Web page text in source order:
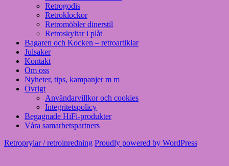
Retrogodis
Retroklockor
Retromöbler dinerstil
Retroskyltar i plåt
Bagaren och Kocken – retroartiklar
Julsaker
Kontakt
Om oss
Nyheter, tips, kampanjer m m
Övrigt
Användarvillkor och cookies
Integritetspolicy
Begagnade HiFi-produkter
Våra samarbetspartners
Retroprylar / retroinredning Proudly powered by WordPress